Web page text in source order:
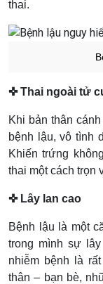
thai.
✜ Thai ngoài tử
Khi bản thân
bệnh lậu, vô tình
Khiến trứng
thai một cách trọn
✜ Lây lan cao
Bệnh lậu là một
trong mình sự
nhiễm bệnh là
thân – bạn bè,